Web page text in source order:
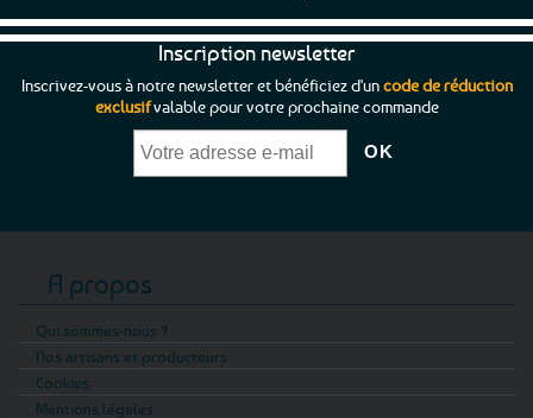
Inscription newsletter
Inscrivez-vous à notre newsletter et bénéficiez d'uncode de réduction
exclusifvalable pour votre prochaine commande
A propos
Qui sommes-nous ?
Nos artisans et producteurs
Cookies
Mentions légales